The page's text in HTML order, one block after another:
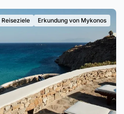
Reiseziele Erkundung von Mykonos